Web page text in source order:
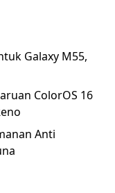
Galaxy M55,
ColorOS 16
Anti